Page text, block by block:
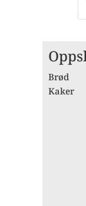
Brød
Kaker